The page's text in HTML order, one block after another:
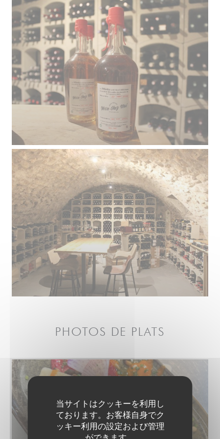
当サイトはクッキーを利用し
ております。お客様自身でク
ッキー利用の設定および管理
PHOTOS DE PLATS